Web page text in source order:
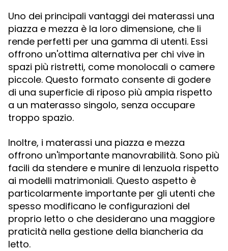
Uno dei principali vantaggi dei materassi una
piazza e mezza è la loro dimensione, che li
rende perfetti per una gamma di utenti. Essi
offrono un'ottima alternativa per chi vive in
spazi più ristretti, come monolocali o camere
piccole. Questo formato consente di godere
di una superficie di riposo più ampia rispetto
a un materasso singolo, senza occupare
troppo spazio.
Inoltre, i materassi una piazza e mezza
offrono un'importante manovrabilità. Sono più
facili da stendere e munire di lenzuola rispetto
ai modelli matrimoniali. Questo aspetto è
particolarmente importante per gli utenti che
spesso modificano le configurazioni del
proprio letto o che desiderano una maggiore
praticità nella gestione della biancheria da
letto.